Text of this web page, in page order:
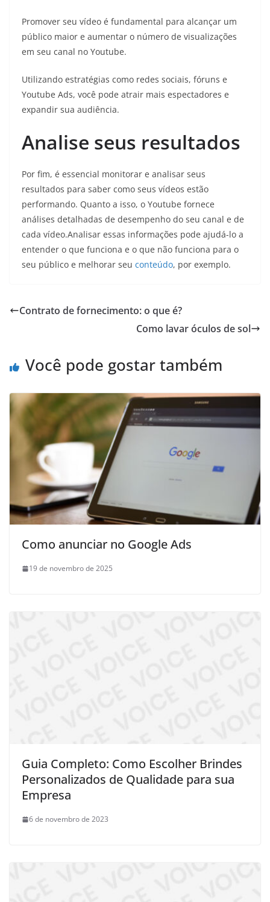
Promover seu vídeo é fundamental para alcançar um
público maior e aumentar o número de visualizações
em seu canal no Youtube.
Utilizando estratégias como redes sociais, fóruns e
Youtube Ads, você pode atrair mais espectadores e
expandir sua audiência.
Analise seus resultados
Por fim, é essencial monitorar e analisar seus
resultados para saber como seus vídeos estão
performando. Quanto a isso, o Youtube fornece
análises detalhadas de desempenho do seu canal e de
cada vídeo.Analisar essas informações pode ajudá-lo a
entender o que funciona e o que não funciona para o
seu público e melhorar seu conteúdo, por exemplo.
Contrato de fornecimento: o que é?
Como lavar óculos de sol
Você pode gostar também
Como anunciar no Google Ads
19 de novembro de 2025
Guia Completo: Como Escolher Brindes
Personalizados de Qualidade para sua
Empresa
6 de novembro de 2023